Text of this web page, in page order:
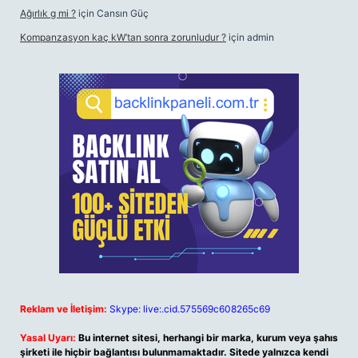
Ağırlık g mi ? için Cansın Güç
Kompanzasyon kaç kW’tan sonra zorunludur ? için admin
Reklam ve İletişim: Skype: live:.cid.575569c608265c69
Yasal Uyarı: Bu internet sitesi, herhangi bir marka, kurum veya şahıs
şirketi ile hiçbir bağlantısı bulunmamaktadır. Sitede yalnızca kendi